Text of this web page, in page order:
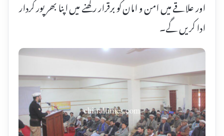
اور علاقے میں امن و امان کو برقرار رکھنے میں اپنا بھر پور کردار
ادا کریں گے۔